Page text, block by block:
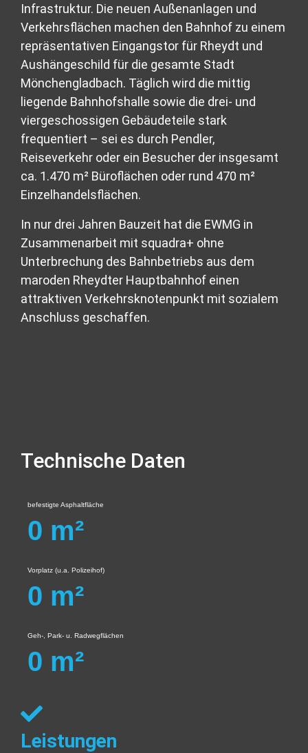
Infrastruktur. Die neuen Außenanlagen und
Verkehrsflächen machen den Bahnhof zu einem
repräsentativen Eingangstor für Rheydt und
Aushängeschild für die gesamte Stadt
Mönchengladbach. Täglich wird die mittig
liegende Bahnhofshalle sowie die drei- und
viergeschossigen Gebäudeteile stark
frequentiert – sei es durch Pendler,
Reiseverkehr oder ein Besucher der insgesamt
ca. 1.470 m² Büroflächen oder rund 470 m²
Einzelhandelsflächen.
In nur drei Jahren Bauzeit hat die EWMG in
Zusammenarbeit mit squadra+ ohne
Unterbrechung des Bahnbetriebs aus dem
maroden Rheydter Hauptbahnhof einen
attraktiven Verkehrsknotenpunkt mit sozialem
Anschluss geschaffen.
Technische Daten
befestigte Asphaltfläche
0 m²
Vorplatz (u.a. Polizeihof)
0 m²
Geh-, Park- u. Radwegflächen
0 m²
Leistungen